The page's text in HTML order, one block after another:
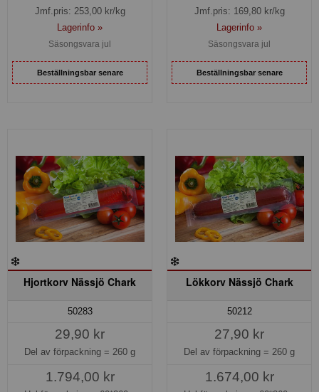
Jmf.pris: 253,00kr/kg
Lagerinfo »
Säsongsvara jul
Beställningsbar senare
Jmf.pris: 169,80kr/kg
Lagerinfo »
Säsongsvara jul
Beställningsbar senare
Hjortkorv Nässjö Chark
50283
29,90 kr
Del av förpackning = 260 g
1.794,00 kr
Lökkorv Nässjö Chark
50212
27,90 kr
Del av förpackning = 260 g
1.674,00 kr